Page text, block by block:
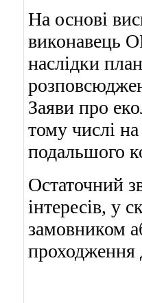
На основі
виконавець
наслідки
Заяви про
тому числі
подальшого
Остаточний
інтересів, у
замовником
про­ходження